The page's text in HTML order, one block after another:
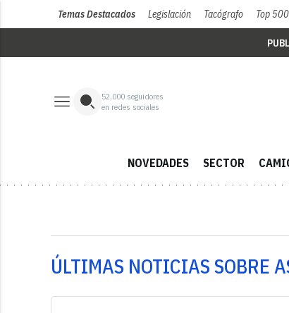
Temas Destacados Legislación Tacógrafo Top
52,000 seguidores
en redes sociales
NOVEDADES SECTOR
ÚLTIMAS NOTICIAS SOBRE